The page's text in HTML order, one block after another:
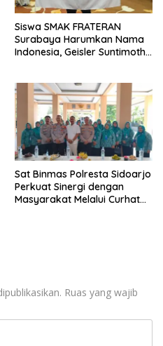
Siswa SMAK FRATERAN
Surabaya Harumkan Nama
Indonesia, Geisler Suntimothy
Sat Binmas Polresta Sidoarjo
Perkuat Sinergi dengan
Masyarakat Melalui Curhat
Ruas yang wajib